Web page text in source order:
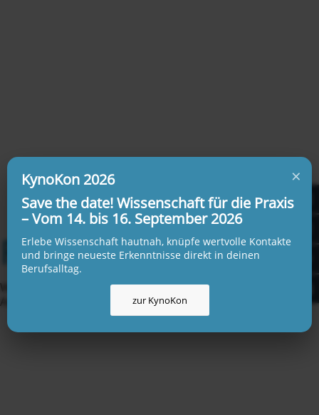
FEEDBACKS
Was die Kylos, so nennen wir die Teilnehmenden unserer
Ausbildungen, und Gasthörer:innen über uns sagen.
×
KynoKon 2026
Save the date! Wissenschaft für die Praxis
– Vom 14. bis 16. September 2026
Erlebe Wissenschaft hautnah, knüpfe wertvolle Kontakte
und bringe neueste Erkenntnisse direkt in deinen
Berufsalltag.
zur KynoKon